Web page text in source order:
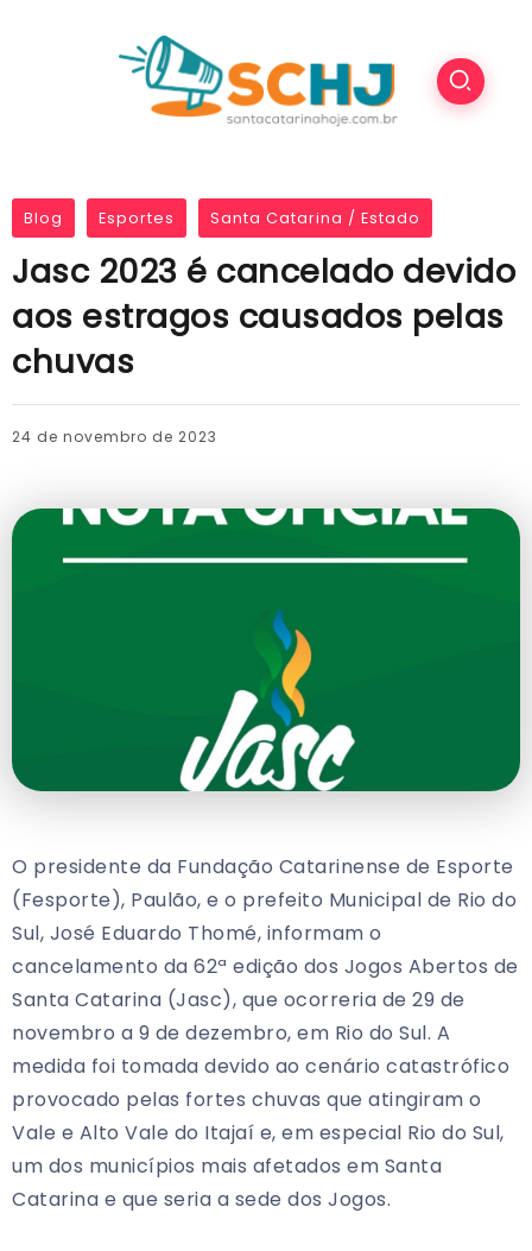
Blog Esportes Santa Catarina / Estado
Jasc 2023 é cancelado devido
aos estragos causados pelas
chuvas
24 de novembro de 2023
O presidente da Fundação Catarinense de Esporte
(Fesporte), Paulão, e o prefeito Municipal de Rio do
Sul, José Eduardo Thomé, informam o
cancelamento da 62ª edição dos Jogos Abertos de
Santa Catarina (Jasc), que ocorreria de 29 de
novembro a 9 de dezembro, em Rio do Sul. A
medida foi tomada devido ao cenário catastrófico
provocado pelas fortes chuvas que atingiram o
Vale e Alto Vale do Itajaí e, em especial Rio do Sul,
um dos municípios mais afetados em Santa
Catarina e que seria a sede dos Jogos.